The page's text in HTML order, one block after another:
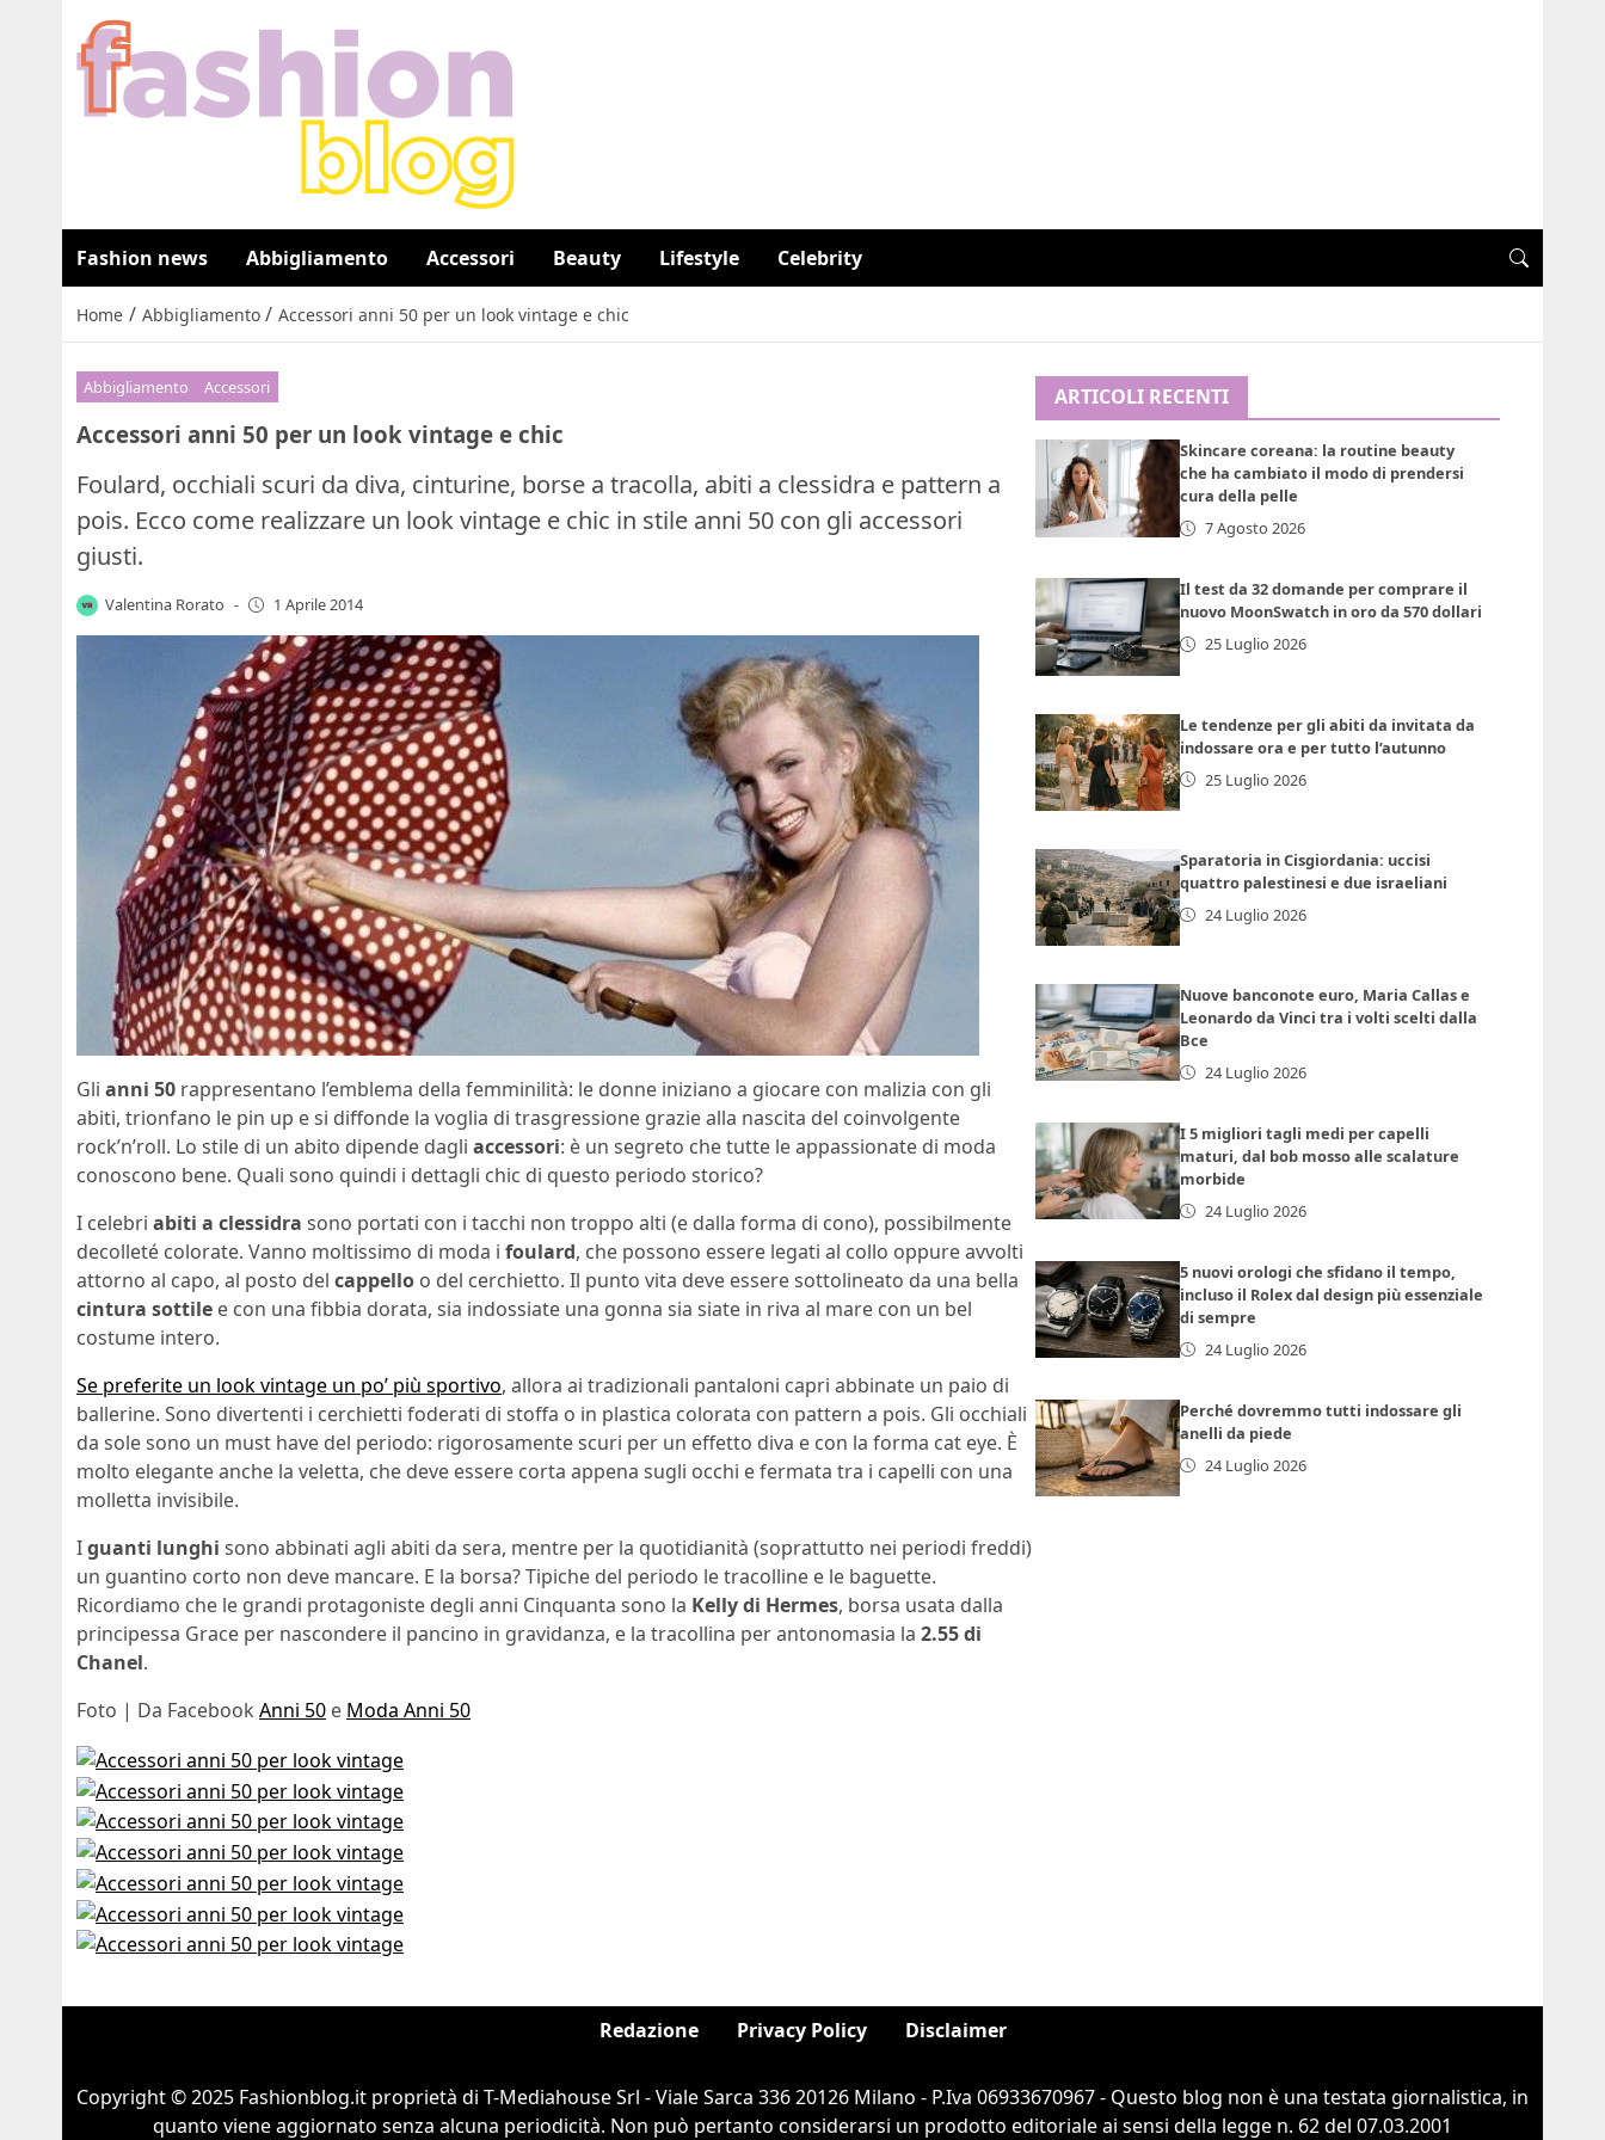
Fashion news Abbigliamento Accessori Beauty Lifestyle Celebrity
Home / Abbigliamento / Accessori anni 50 per un look vintage e chic
Abbigliamento Accessori
Accessori anni 50 per un look vintage e chic
Foulard, occhiali scuri da diva, cinturine, borse a tracolla, abiti a clessidra e pattern a
pois. Ecco come realizzare un look vintage e chic in stile anni 50 con gli accessori
giusti.
Valentina Rorato - 1 Aprile 2014
Gli anni 50 rappresentano l’emblema della femminilità: le donne iniziano a giocare con malizia con gli
abiti, trionfano le pin up e si diffonde la voglia di trasgressione grazie alla nascita del coinvolgente
rock’n’roll. Lo stile di un abito dipende dagli accessori: è un segreto che tutte le appassionate di moda
conoscono bene. Quali sono quindi i dettagli chic di questo periodo storico?
I celebri abiti a clessidra sono portati con i tacchi non troppo alti (e dalla forma di cono), possibilmente
decolleté colorate. Vanno moltissimo di moda i foulard, che possono essere legati al collo oppure avvolti
attorno al capo, al posto del cappello o del cerchietto. Il punto vita deve essere sottolineato da una bella
cintura sottile e con una fibbia dorata, sia indossiate una gonna sia siate in riva al mare con un bel
costume intero.
Se preferite un look vintage un po’ più sportivo, allora ai tradizionali pantaloni capri abbinate un paio di
ballerine. Sono divertenti i cerchietti foderati di stoffa o in plastica colorata con pattern a pois. Gli occhiali
da sole sono un must have del periodo: rigorosamente scuri per un effetto diva e con la forma cat eye. È
molto elegante anche la veletta, che deve essere corta appena sugli occhi e fermata tra i capelli con una
molletta invisibile.
Iguanti lunghi sono abbinati agli abiti da sera, mentre per la quotidianità (soprattutto nei periodi freddi)
un guantino corto non deve mancare. E la borsa? Tipiche del periodo le tracolline e le baguette.
Ricordiamo che le grandi protagoniste degli anni Cinquanta sono la Kelly di Hermes, borsa usata dalla
principessa Grace per nascondere il pancino in gravidanza, e la tracollina per antonomasia la 2.55 di
Chanel.
Foto | Da Facebook Anni 50 e Moda Anni 50
ARTICOLI RECENTI
Skincare coreana: la routine beauty
che ha cambiato il modo di prendersi
cura della pelle
7 Agosto 2026
Il test da 32 domande per comprare il
nuovo MoonSwatch in oro da 570 dollari
25 Luglio 2026
Le tendenze per gli abiti da invitata da
indossare ora e per tutto l’autunno
25 Luglio 2026
Sparatoria in Cisgiordania: uccisi
quattro palestinesi e due israeliani
24 Luglio 2026
Nuove banconote euro, Maria Callas e
Leonardo da Vinci tra i volti scelti dalla
Bce
24 Luglio 2026
I 5 migliori tagli medi per capelli
maturi, dal bob mosso alle scalature
morbide
24 Luglio 2026
5 nuovi orologi che sfidano il tempo,
incluso il Rolex dal design più essenziale
di sempre
24 Luglio 2026
Perché dovremmo tutti indossare gli
anelli da piede
24 Luglio 2026
Redazione Privacy Policy Disclaimer
Copyright © 2025 Fashionblog.it proprietà di T-Mediahouse Srl - Viale Sarca 336 20126 Milano - P.Iva 06933670967 - Questo blog non è una testata giornalistica, in
quanto viene aggiornato senza alcuna periodicità. Non può pertanto considerarsi un prodotto editoriale ai sensi della legge n. 62 del 07.03.2001